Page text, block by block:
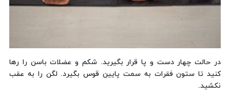
در حالت چهار دست و پا قرار بگیرید. شکم و عضلات باسن را رها
کنید تا ستون فقرات به سمت پایین قوس بگیرد. لگن را به عقب
نکشید.